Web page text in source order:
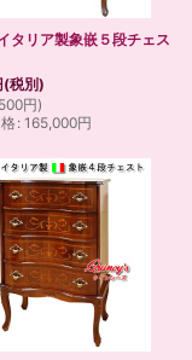
タリア製象嵌５段チェス
(税別)
円)
: 165,000円